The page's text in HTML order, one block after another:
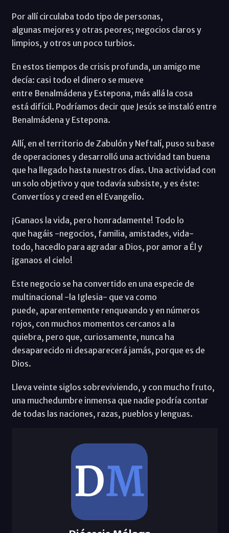
Por allí circulaba todo tipo de personas,
algunas mejores y otras peores; negocios claros y
limpios, y otros un poco turbios.
En estos tiempos de crisis profunda, un amigo me
decía: casi todo el dinero se mueve
entre Benalmádena y Estepona, más allá la cosa
está difícil. Podríamos decir que Jesús se instaló entre
Benalmádena y Estepona.
Allí, en el territorio de Zabulón y Neftalí, puso su base
de operaciones y desarrolló una actividad tan buena
que ha llegado hasta nuestros días. Una actividad con
un solo objetivo y que todavía subsiste, y es éste:
Convertíos y creed en el Evangelio.
¡Ganaos la vida, pero honradamente! Todo lo
que hagáis -negocios, familia, amistades, vida-
todo, hacedlo para agradar a Dios, por amor a Él y
¡ganaos el cielo!
Este negocio se ha convertido en una especie de
multinacional -la Iglesia- que va como
puede, aparentemente renqueando y en números
rojos, con muchos momentos cercanos a la
quiebra, pero que, curiosamente, nunca ha
desaparecido ni desaparecerá jamás, porque es de
Dios.
Lleva veinte siglos sobreviviendo, y con mucho fruto,
una muchedumbre inmensa que nadie podría contar
de todas las naciones, razas, pueblos y lenguas.